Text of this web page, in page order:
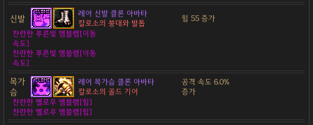
신발
레어 신발 클론 아바타
칼로소의 붕대와 발톱
힘 55 증가
찬란한 푸른빛 엠블렘[이동
속도]
찬란한 푸른빛 엠블렘[이동
속도]
목가
슴
레어 목가슴 클론 아바타
칼로소의 골드 기어
공격 속도 6.0%
증가
찬란한 옐로우 엠블렘[힘]
찬란한 옐로우 엠블렘[힘]